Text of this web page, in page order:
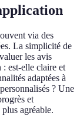
via des
La simplicité de
les avis
est-elle claire et
adaptées à
? Une
et
agréable.